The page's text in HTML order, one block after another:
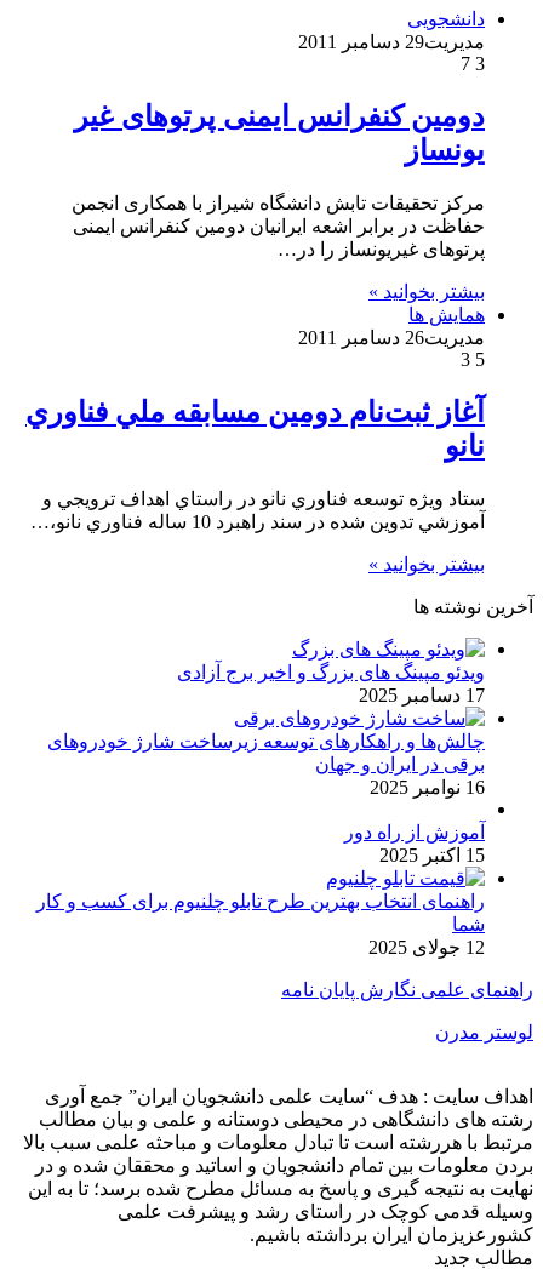
دانشجویی
مدیریت29 دسامبر 2011
3
دومین کنفرانس ایمنی پرتوهای غیر
یونساز
مرکز تحقیقات تابش دانشگاه شیراز با همکاری انجمن
حفاظت در برابر اشعه ایرانیان دومین کنفرانس ایمنی
پرتوهای غیریونساز را در…
بیشتر بخوانید »
همایش ها
مدیریت26 دسامبر 2011
5
آغاز ثبت‌نام دومين مسابقه ملي فناوري
نانو
ستاد ويژه توسعه فناوري نانو در راستاي اهداف ترويجي و
آموزشي تدوين شده در سند راهبرد 10 ساله فناوري نانو،…
بیشتر بخوانید »
آخرین نوشته ها
ویدئو مپینگ های بزرگ و اخیر برج آزادی
17 دسامبر 2025
چالش‌ها و راهکارهای توسعه زیرساخت شارژ خودروهای
برقی در ایران و جهان
16 نوامبر 2025
آموزش از راه دور
15 اکتبر 2025
راهنمای انتخاب بهترین طرح تابلو چلنیوم برای کسب و کار
شما
12 جولای 2025
راهنمای علمی نگارش پایان نامه
لوستر مدرن
اهداف سایت : هدف “سایت علمی دانشجویان ایران” جمع آوری
رشته های دانشگاهی در محیطی دوستانه و علمی و بیان مطالب
مرتبط با هررشته است تا تبادل معلومات و مباحثه علمی سبب بالا
بردن معلومات بین تمام دانشجویان و اساتید و محققان شده و در
نهایت به نتیجه گیری و پاسخ به مسائل مطرح شده برسد؛ تا به این
وسیله قدمی کوچک در راستای رشد و پیشرفت علمی
کشورعزیزمان ایران برداشته باشیم.
مطالب جدید